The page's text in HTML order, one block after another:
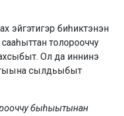
эйгэтигэр биһиктэнэн
толорооччу
Ол да иннинэ
сылдьыбыт
быһыытынан